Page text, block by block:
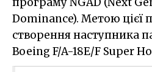
Dominance). Метою цієї
створення наступника
Boeing F/A-18E/F Super